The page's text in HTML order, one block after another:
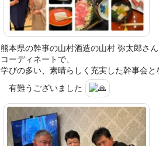
熊本県の幹事の山村酒造の山村 弥太郎さ
コーディネートで、
学びの多い、素晴らしく充実した幹事会と
有難うございました